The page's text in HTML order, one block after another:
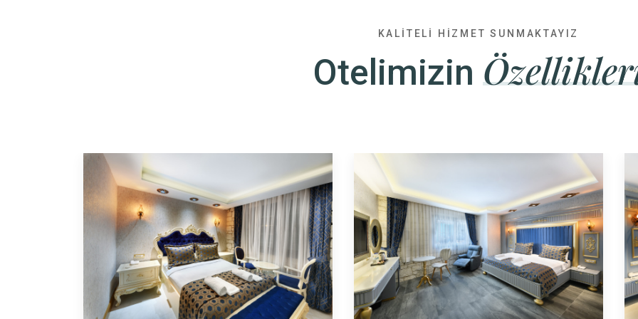
KALITELI HIZMET SUNMAKTAYIZ
Otelimizin